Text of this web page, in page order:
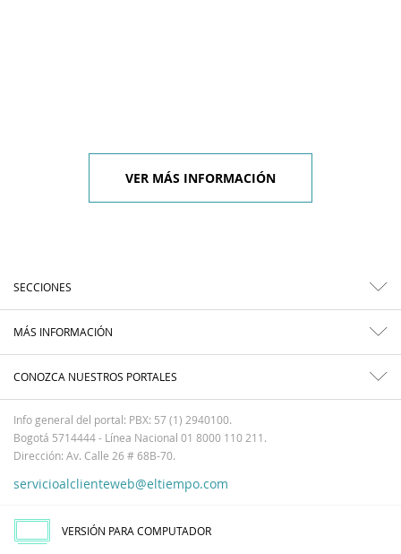
VER MÁS INFORMACIÓN
SECCIONES
MÁS INFORMACIÓN
CONOZCA NUESTROS PORTALES
Info general del portal: PBX: 57 (1) 2940100.
Bogotá 5714444 - Línea Nacional 01 8000 110 211.
Dirección: Av. Calle 26 # 68B-70.
servicioalclienteweb@eltiempo.com
VERSIÓN PARA COMPUTADOR